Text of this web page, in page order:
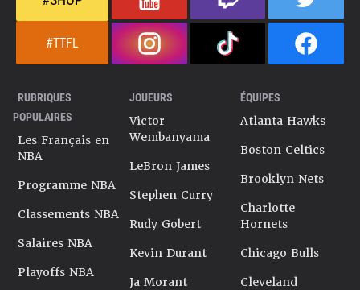
#TTFL
RUBRIQUES
POPULAIRES
Les Français en
NBA
Programme NBA
Classements NBA
Salaires NBA
Playoffs NBA
JOUEURS
Victor
Wembanyama
LeBron James
Stephen Curry
Rudy Gobert
Kevin Durant
Ja Morant
ÉQUIPES
Atlanta Hawks
Boston Celtics
Brooklyn Nets
Charlotte
Hornets
Chicago Bulls
Cleveland